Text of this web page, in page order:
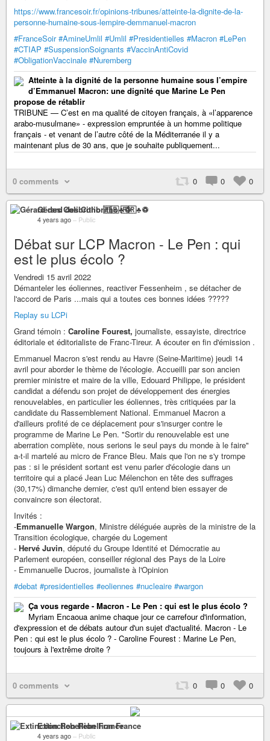
https://www.francesoir.fr/opinions-tribunes/atteinte-la-dignite-de-la-
personne-humaine-sous-lempire-demmanuel-macron
#FranceSoir #AmineUmlil #Umlil #Presidentielles #Macron #LePen
#CTIAP #SuspensionSoignants #VaccinAntiCovid
#ObligationVaccinale #Nuremberg
Atteinte à la dignité de la personne humaine sous l’empire
d’Emmanuel Macron: une dignité que Marine Le Pen
propose de rétablir
TRIBUNE — C’est en ma qualité de citoyen français, à «l’apparence
arabo-musulmane» - expression empruntée à un homme politique
français - et venant de l’autre côté de la Méditerranée il y a
maintenant plus de 30 ans, que je souhaite publiquement...
0 comments 0 0 0
Gérard des Colibritho 🇫🇷♣♽
4 years ago – Public
Débat sur LCP Macron - Le Pen : qui
est le plus écolo ?
Vendredi 15 avril 2022
Démanteler les éoliennes, reactiver Fessenheim , se détacher de
l'accord de Paris ...mais qui a toutes ces bonnes idées ?????
Replay su LCPi
Grand témoin : Caroline Fourest, journaliste, essayiste, directrice
éditoriale et éditorialiste de Franc-Tireur. A écouter en fin d'émission .
Emmanuel Macron s'est rendu au Havre (Seine-Maritime) jeudi 14
avril pour aborder le thème de l'écologie. Accueilli par son ancien
premier ministre et maire de la ville, Edouard Philippe, le président
candidat a défendu son projet de développement des énergies
renouvelables, en particulier les éoliennes, très critiquées par la
candidate du Rassemblement National. Emmanuel Macron a
d'ailleurs profité de ce déplacement pour s'insurger contre le
programme de Marine Le Pen. "Sortir du renouvelable est une
aberration complète, nous serions le seul pays du monde à le faire"
a-t-il martelé au micro de France Bleu. Mais que l'on ne s'y trompe
pas : si le président sortant est venu parler d'écologie dans un
territoire qui a placé Jean Luc Mélenchon en tête des suffrages
(30,17%) dimanche dernier, c'est qu'il entend bien essayer de
convaincre son électorat.
Invités :
-Emmanuelle Wargon, Ministre déléguée auprès de la ministre de la
Transition écologique, chargée du Logement
- Hervé Juvin, député du Groupe Identité et Démocratie au
Parlement européen, conseiller régional des Pays de la Loire
- Emmanuelle Ducros, journaliste à l'Opinion
#debat #presidentielles #eoliennes #nucleaire #wargon
Ça vous regarde - Macron - Le Pen : qui est le plus écolo ?
Myriam Encaoua anime chaque jour ce carrefour d'information,
d'expression et de débats autour d'un sujet d'actualité. Macron - Le
Pen : qui est le plus écolo ? - Caroline Fourest : Marine Le Pen,
toujours à l'extrême droite ?
0 comments 0 0 0
Extinction Rebellion France
4 years ago – Public